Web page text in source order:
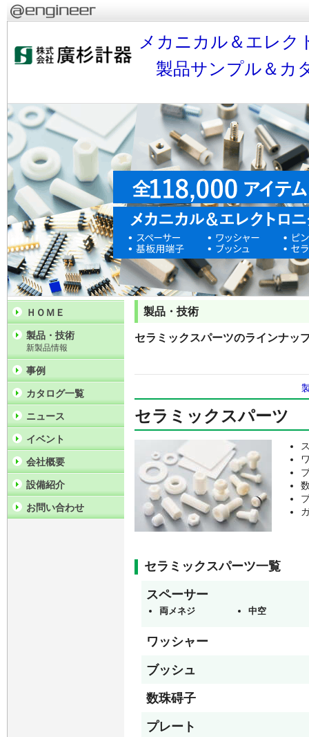
メカニカル＆エレ
製品サンプル＆カ
製品・技術
セラミックスパーツのラインナッ
セラミックスパーツ
セラミックスパーツ一覧
スペーサー
両メネジ 中空
ワッシャー
ブッシュ
数珠碍子
プレート
ＨＯＭＥ
製品・技術
新製品情報
事例
カタログ一覧
ニュース
イベント
会社概要
設備紹介
お問い合わせ